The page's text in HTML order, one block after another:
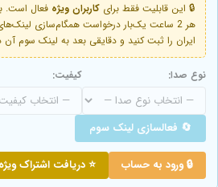
🔒 این قابلیت فقط برای کاربران ویژه فعال است.
ایران را ثبت کنید و دقایقی بعد به لینک سوم
نوع صدا: کیفیت:
🔄 فعالسازی لینک سوم
🔒 ورود به حساب ⭐ دریافت اشتراک ویژه